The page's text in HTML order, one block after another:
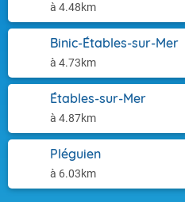
à 4.48km
Binic-Étables-sur-Mer
à 4.73km
Étables-sur-Mer
à 4.87km
Pléguien
à 6.03km